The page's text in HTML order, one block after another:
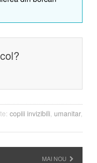
copiii invizibili, umanitar,
MAI NOU